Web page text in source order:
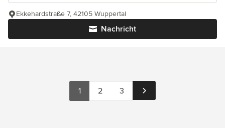
Nachricht
Ekkehardstraße 7, 42105 Wuppertal
1 2 3